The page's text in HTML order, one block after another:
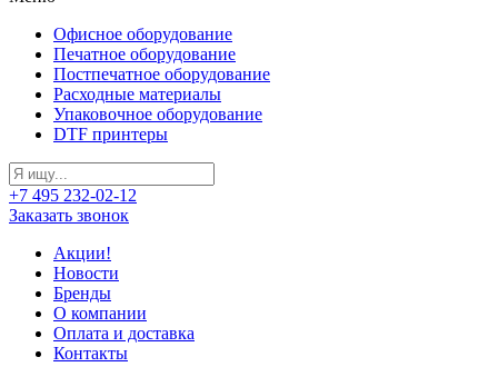
Офисное оборудование
Печатное оборудование
Постпечатное оборудование
Расходные материалы
Упаковочное оборудование
DTF принтеры
+7 495 232-02-12
Заказать звонок
Акции!
Новости
Бренды
О компании
Оплата и доставка
Контакты